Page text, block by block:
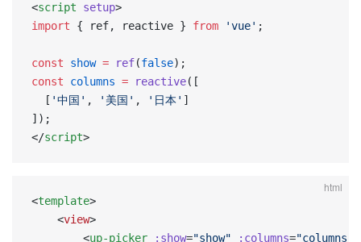
<script setup>
import { ref, reactive } from 'vue' ;
const show = ref(false);
const columns = reactive([
  [
'中国' , '美国' , '日本' ]
]);
</script>
html
<template>
	<
view>
		<
up-picker :show="show" :columns="columns"